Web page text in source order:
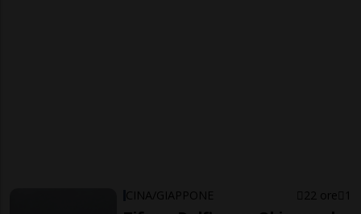
CINA/GIAPPONE 22 ore 1